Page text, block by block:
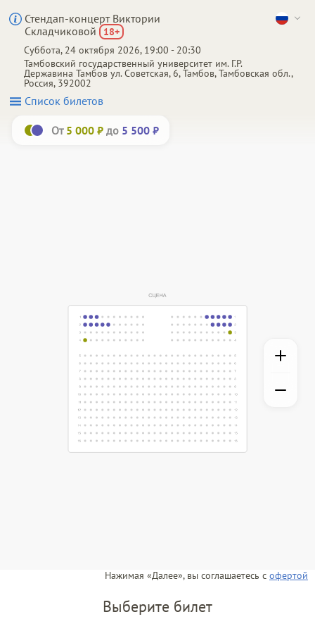
Стендап-концерт Виктории
Складчиковой
18+
Суббота, 24 октября 2026, 19:00 - 20:30
Тамбовский государственный университет им. Г.Р.
Державина Тамбов ул. Советская, 6, Тамбов, Тамбовская обл.,
Россия, 392002
Список билетов
От 5 000 ₽ до 5 500 ₽
Нажимая «Далее», вы соглашаетесь с офертой
Выберите билет